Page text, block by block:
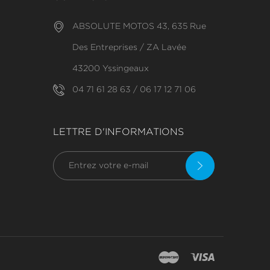
ABSOLUTE MOTOS 43, 635 Rue
Des Entreprises / ZA Lavée
43200 Yssingeaux
04 71 61 28 63 / 06 17 12 71 06
LETTRE D'INFORMATIONS